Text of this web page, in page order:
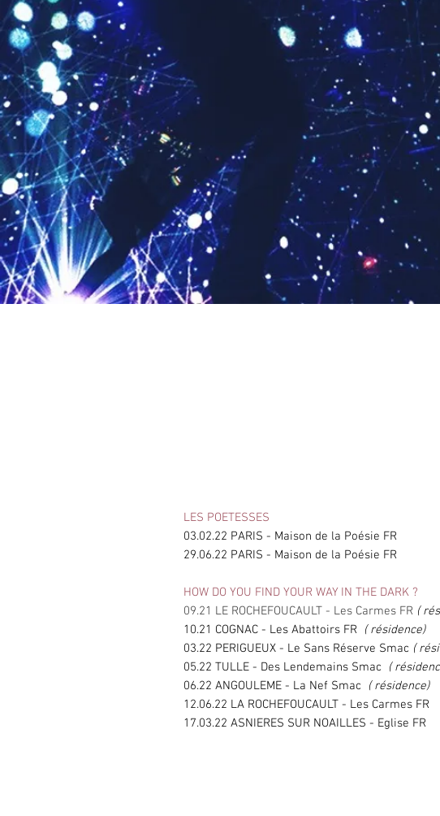
LES POETESSES
03.02.22 PARIS - Maison de la Poésie FR
29.06.22 PARIS - Maison de la Poésie FR
HOW DO YOU FIND YOUR WAY IN THE DARK ?
09.21 LE ROCHEFOUCAULT - Les Carmes FR (
10.21 COGNAC - Les Abattoirs FR
( résidence)
03.22 PERIGUEUX - Le Sans Réserve Smac (
05.22 TULLE - Des Lendemains Smac
(
06.22 ANGOULEME - La Nef Smac
( résidence)
12.06.22 LA ROCHEFOUCAULT - Les Carmes FR
17.03.22 ASNIERES SUR NOAILLES - Eglise FR